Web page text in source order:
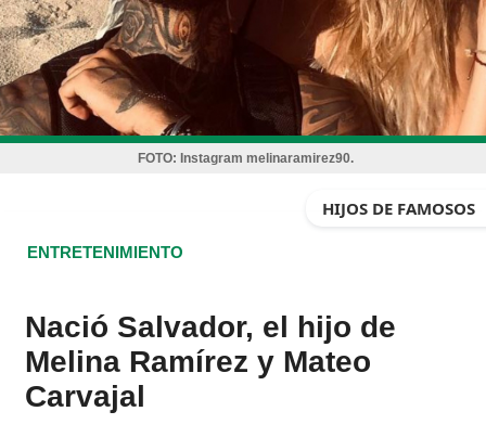
FOTO: Instagram melinaramirez90.
HIJOS DE FAMOSOS
ENTRETENIMIENTO
Nació Salvador, el hijo de
Melina Ramírez y Mateo
Carvajal